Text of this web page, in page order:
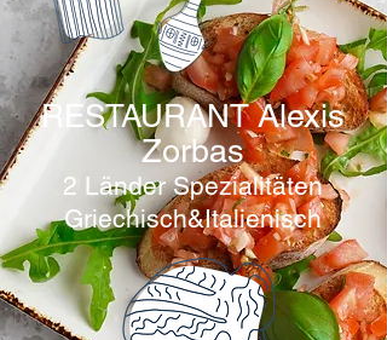
RESTAURANTAlexis
Zorbas
2 Länder Spezialitäten
Griechisch&Italienisch